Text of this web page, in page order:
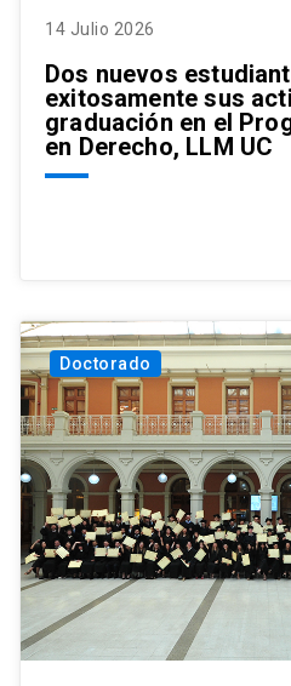
14 Julio 2026
Dos nuevos
exitosamente sus
graduación en el
en Derecho, LLM UC
Doctorado